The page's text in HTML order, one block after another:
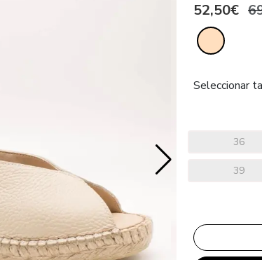
52,50€
Seleccionar
36
39